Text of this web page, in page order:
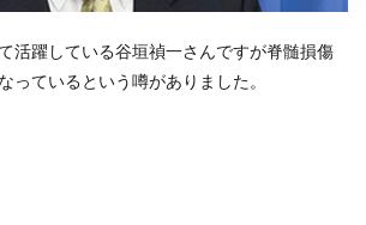
活躍している谷垣禎一さんですが脊髄損傷
っているという噂がありました。